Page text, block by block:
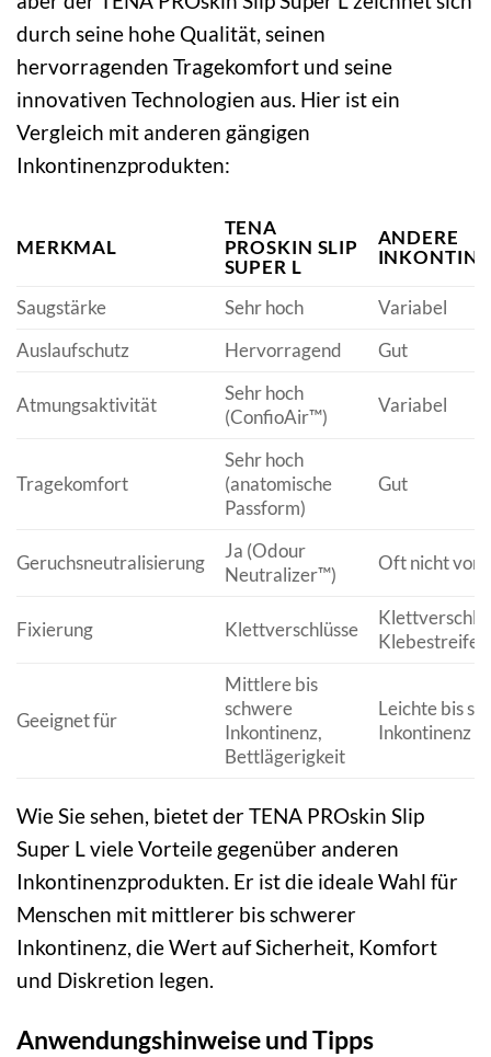
durch seine hohe Qualität, seinen
hervorragenden Tragekomfort und seine
innovativen Technologien aus. Hier ist ein
Vergleich mit anderen gängigen
Inkontinenzprodukten:
MERKMAL
TENA
PROSKIN SLIP
SUPER L
ANDERE
Saugstärke Sehr hoch
Variabel
Auslaufschutz
Hervorragend Gut
Atmungsaktivität
Sehr hoch
(ConfioAir™)
Variabel
Tragekomfort
Sehr hoch
(anatomische
Passform)
Gut
Geruchsneutralisierung
Ja (Odour
Neutralizer™)
Oft nicht
Fixierung Klettverschlüsse
Klebestreifen
Geeignet für
Mittlere bis
schwere
Inkontinenz,
Bettlägerigkeit
Leichte bis
Inkontinenz
Wie Sie sehen, bietet der TENA PROskin Slip
Super L viele Vorteile gegenüber anderen
Inkontinenzprodukten. Er ist die ideale Wahl für
Menschen mit mittlerer bis schwerer
Inkontinenz, die Wert auf Sicherheit, Komfort
und Diskretion legen.
Anwendungshinweise und Tipps